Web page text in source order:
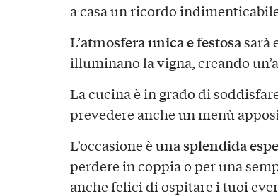
a casa un ricordo
L’atmosfera unica e festosasarà
illuminano la vigna, creando
La cucina è in grado di
prevedere anche un menù
L’occasione èuna splendida
perdere in coppia o per una
anche felici di ospitare i tuoi